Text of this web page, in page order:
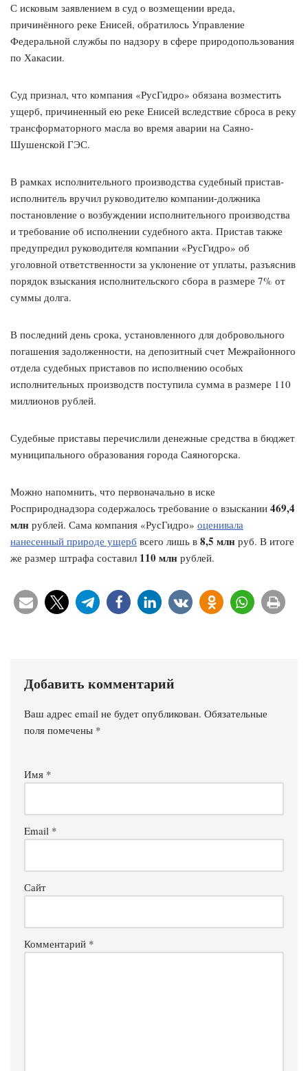
С исковым заявлением в суд о возмещении вреда,
причинённого реке Енисей, обратилось Управление
Федеральной службы по надзору в сфере природопользования
по Хакасии.
Суд признал, что компания «РусГидро» обязана возместить
ущерб, причиненный ею реке Енисей вследствие сброса в реку
трансформаторного масла во время аварии на Саяно-
Шушенской ГЭС.
В рамках исполнительного производства судебный пристав-
исполнитель вручил руководителю компании-должника
постановление о возбуждении исполнительного производства
и требование об исполнении судебного акта. Пристав также
предупредил руководителя компании «РусГидро» об
уголовной ответственности за уклонение от уплаты, разъяснив
порядок взыскания исполнительского сбора в размере 7% от
суммы долга.
В последний день срока, установленного для добровольного
погашения задолженности, на депозитный счет Межрайонного
отдела судебных приставов по исполнению особых
исполнительных производств поступила сумма в размере 110
миллионов рублей.
Судебные приставы перечислили денежные средства в бюджет
муниципального образования города Саяногорска.
Можно напомнить, что первоначально в иске
Росприроднадзора содержалось требование о взыскании 469,4
млн рублей. Сама компания «РусГидро» оценивала
нанесенный природе ущерб всего лишь в 8,5 млн руб. В итоге
же размер штрафа составил 110 млн рублей.
Добавить комментарий
Ваш адрес email не будет опубликован. Обязательные
поля помечены *
Имя *
Email *
Сайт
Комментарий *